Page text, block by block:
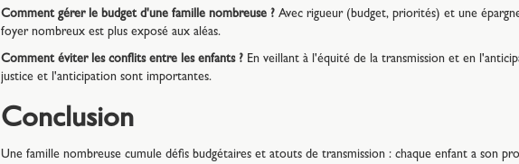
Comment gérer le budget d'une famille nombreuse ?Avec rigueur (budget, priorités) et une
foyer nombreux est plus exposé aux aléas.
Comment éviter les conflits entre les enfants ?En veillant à l'équité de la transmission et en
justice et l'anticipation sont importantes.
Conclusion
Une famille nombreuse cumule défis budgétaires et atouts de transmission : chaque enfant a son